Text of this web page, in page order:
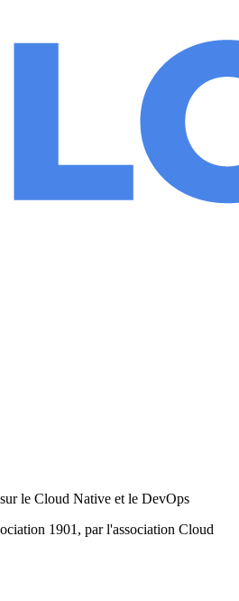
le Cloud Native et le DevOps
1901, par l'association Cloud